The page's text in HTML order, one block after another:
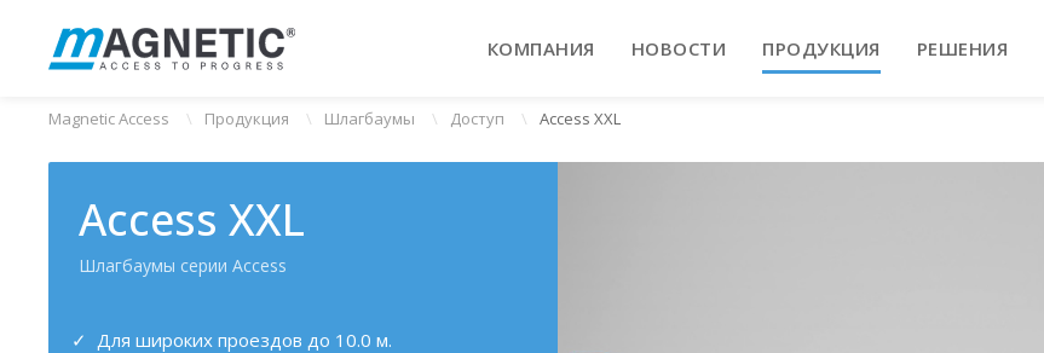
КОМПАНИЯ НОВОСТИ ПРОДУКЦИЯ РЕШЕНИЯ
Magnetic Access Продукция Шлагбаумы Доступ Access XXL
Access XXL
Шлагбаумы серии Access
Для широких проездов до 10.0 м.